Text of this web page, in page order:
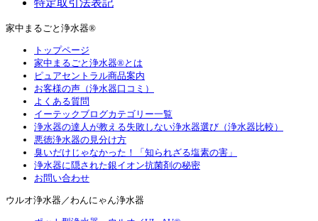
特定取引法表記
家中まるごと浄水器®
トップページ
家中まるごと浄水器®とは
ピュアセントラル商品案内
お客様の声（浄水器口コミ）
よくある質問
イーテックブログカテゴリー一覧
浄水器の達人が教える失敗しない浄水器選び（浄水器比較）
悪徳浄水器の見分け方
臭いだけじゃなかった！「知られざる塩素の害」
浄水器に隠された銀イオン抗菌剤の秘密
お問い合わせ
ウルオ浄水器／わんにゃん浄水器